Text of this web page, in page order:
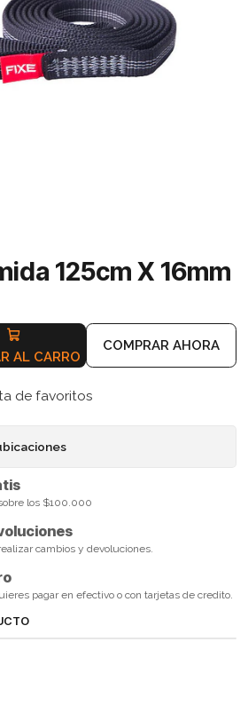
125cm X 16mm
AL CARRO
COMPRAR AHORA
de favoritos
los $100.000
cambios y devoluciones.
pagar en efectivo o con tarjetas de credito.